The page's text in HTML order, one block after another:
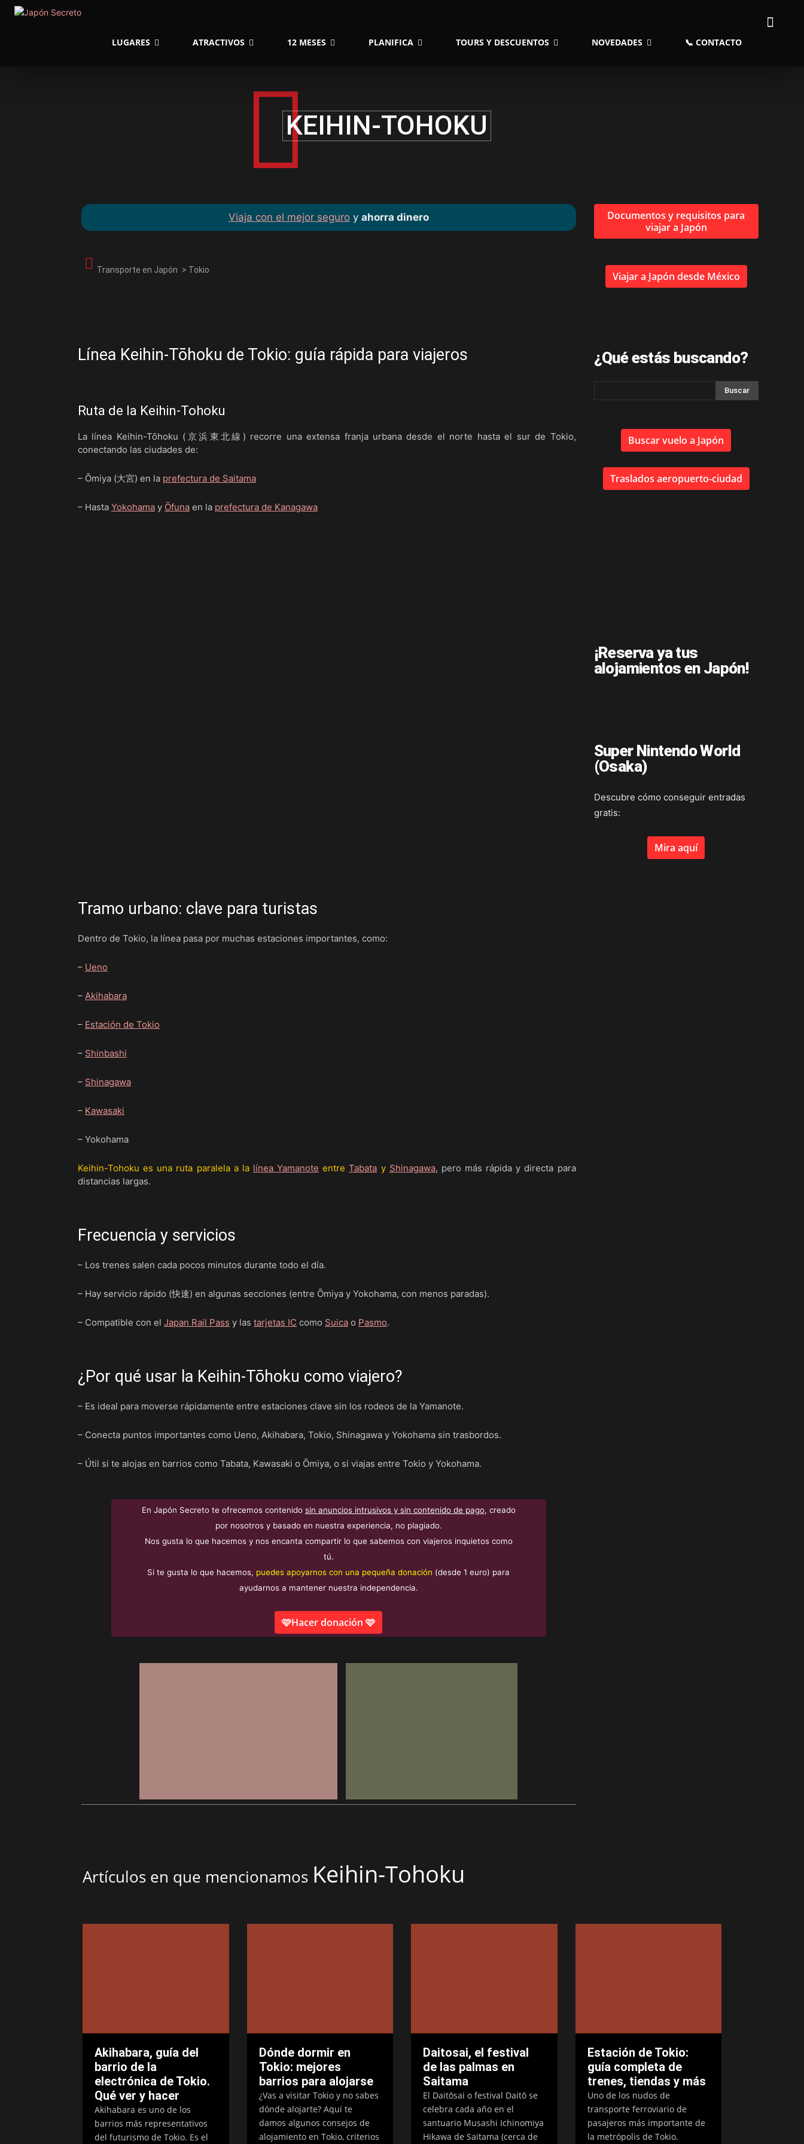
LUGARES ATRACTIVOS 12 MESES PLANIFICA TOURS Y DESCUENTOS NOVEDADES 📞 CONTACTO
KEIHIN-TOHOKU
Viaja con el mejor seguroy ahorra dinero
Transporte en Japón > Tokio
Línea Keihin-Tōhoku de Tokio: guía rápida para viajeros
Ruta de la Keihin-Tohoku
La línea Keihin-Tōhoku (京浜東北線) recorre una extensa franja urbana desde el norte hasta el sur de Tokio,
conectando las ciudades de:
– Ōmiya (大宮) en la prefectura de Saitama
– Hasta Yokohama y Ōfuna en la prefectura de Kanagawa
Tramo urbano: clave para turistas
Dentro de Tokio, la línea pasa por muchas estaciones importantes, como:
– Ueno
– Akihabara
– Estación de Tokio
– Shinbashi
– Shinagawa
– Kawasaki
– Yokohama
Keihin-Tohoku es una ruta paralela a la línea Yamanote entre Tabata y Shinagawa, pero más rápida y directa para
distancias largas.
Frecuencia y servicios
– Los trenes salen cada pocos minutos durante todo el día.
– Hay servicio rápido (快速) en algunas secciones (entre Ōmiya y Yokohama, con menos paradas).
– Compatible con el Japan Rail Pass y las tarjetas IC como Suica o Pasmo.
¿Por qué usar la Keihin-Tōhoku como viajero?
– Es ideal para moverse rápidamente entre estaciones clave sin los rodeos de la Yamanote.
– Conecta puntos importantes como Ueno, Akihabara, Tokio, Shinagawa y Yokohama sin trasbordos.
– Útil si te alojas en barrios como Tabata, Kawasaki o Ōmiya, o si viajas entre Tokio y Yokohama.
En Japón Secreto te ofrecemos contenido sin anuncios intrusivos y sin contenido de pago, creado
por nosotros y basado en nuestra experiencia, no plagiado.
Nos gusta lo que hacemos y nos encanta compartir lo que sabemos con viajeros inquietos como
tú.
Si te gusta lo que hacemos, puedes apoyarnos con una pequeña donación (desde 1 euro) para
ayudarnos a mantener nuestra independencia.
🩷Hacer donación 🩷
Documentos y requisitos para
viajar a Japón
Viajar a Japón desde México
¿Qué estás buscando?
Buscar vuelo a Japón
Traslados aeropuerto-ciudad
¡Reserva ya tus
alojamientos en Japón!
Super Nintendo World
(Osaka)
Descubre cómo conseguir entradas
gratis:
Mira aquí
Artículos en que mencionamos Keihin-Tohoku
Akihabara, guía del
barrio de la
electrónica de Tokio.
Qué ver y hacer
Akihabara es uno de los
barrios más representativos
del futurismo de Tokio. Es el
Dónde dormir en
Tokio: mejores
barrios para alojarse
¿Vas a visitar Tokio y no sabes
dónde alojarte? Aquí te
damos algunos consejos de
alojamiento en Tokio, criterios
Daitosai, el festival
de las palmas en
Saitama
El Daitōsai o festival Daitō se
celebra cada año en el
santuario Musashi Ichinomiya
Hikawa de Saitama (cerca de
Estación de Tokio:
guía completa de
trenes, tiendas y más
Uno de los nudos de
transporte ferroviario de
pasajeros más importante de
la metrópolis de Tokio.